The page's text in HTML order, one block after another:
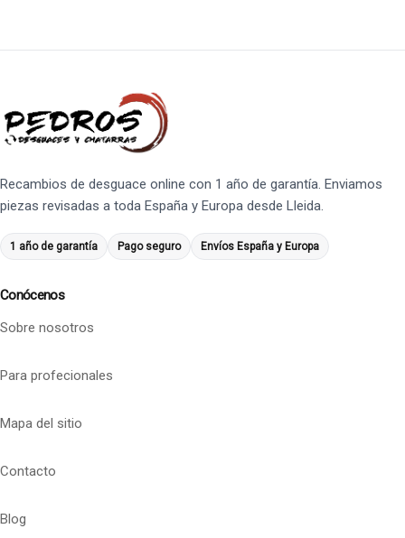
Recambios de desguace online con 1 año de garantía. Enviamos
piezas revisadas a toda España y Europa desde Lleida.
1 año de garantía Pago seguro Envíos España y Europa
Conócenos
Sobre nosotros
Para profecionales
Mapa del sitio
Contacto
Blog